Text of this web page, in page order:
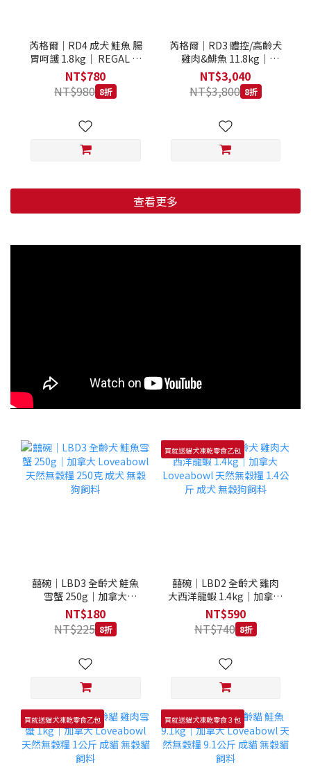
芮格爾｜RD4 成犬 鮭魚 腸
胃呵護 1.8kg｜ REGAL 天
然犬糧 狗飼料
NT$780
NT$980 8折
芮格爾｜RD3 體控/高齡犬
雞肉&鯡魚 11.8kg｜
REGAL 天然犬糧 狗飼料
NT$3,040
NT$3,800 8折
查看更多
囍碗｜LBD3 全齡犬 鮭魚
雪蟹 250g｜加拿大
Loveabowl 天然無穀糧
250克 成犬 無穀狗飼料
NT$180
NT$225 8折
買就送貓犬凍乾零食乙包
囍碗｜LBD2 全齡犬 雞肉
大西洋龍蝦 1.4kg｜加拿大
Loveabowl 天然無穀糧
1.4公斤 成犬 無穀狗飼料
NT$590
NT$740 8折
買就送貓犬凍乾零食乙包 買就送貓犬凍乾零食３包